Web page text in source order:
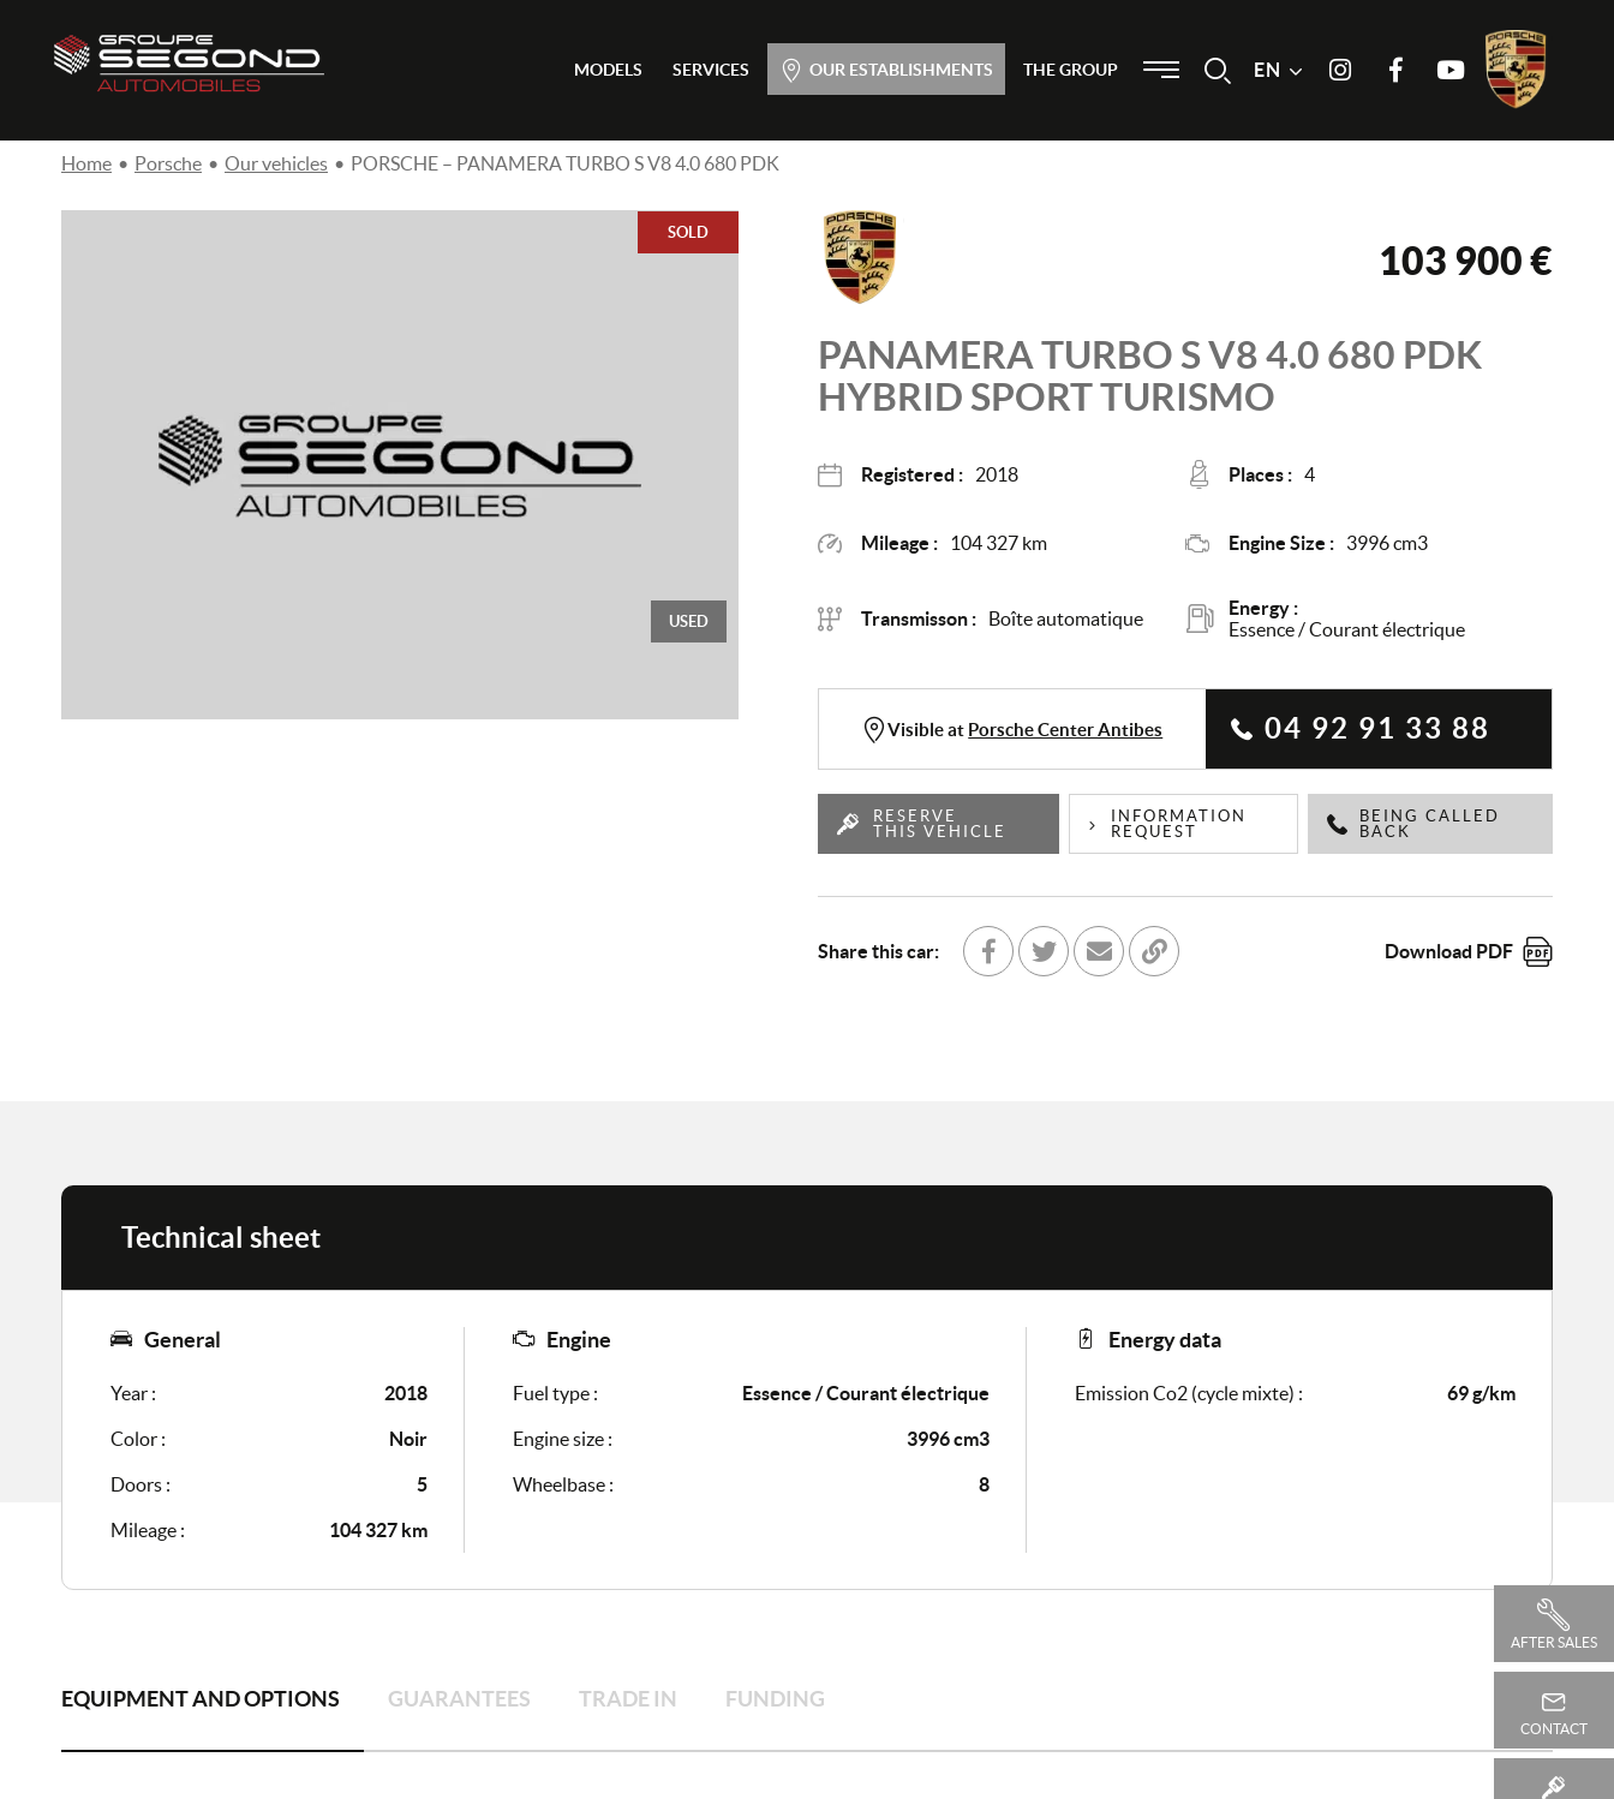
Skip
to
Main menu
MODELS SERVICES OUR ESTABLISHMENTS THE GROUP MenuSearch EN
AFTER SALES
CONTACT
Home • Porsche • Our vehicles • PORSCHE – PANAMERA TURBO S V8 4.0 680 PDK
USED
SOLD
103 900 €
PANAMERATURBO S V8 4.0 680 PDK
HYBRID SPORT TURISMO
Registered : 2018 Places : 4
Mileage : 104 327 km Engine Size : 3996 cm3
Transmisson : Boîte automatique
Energy :
Essence / Courant électrique
Visible at Porsche Center Antibes 04 92 91 33 88
RESERVE
THIS VEHICLE
INFORMATION
REQUEST
BEING CALLED
BACK
Share this car: Download PDF
Technical sheet
General
Year : 2018
Color : Noir
Doors : 5
Mileage : 104 327 km
Engine
Fuel type : Essence / Courant électrique
Engine size : 3996 cm3
Wheelbase : 8
Energy data
Emission Co2 (cycle mixte) : 69 g/km
EQUIPMENT AND OPTIONS GUARANTEES TRADE IN FUNDING